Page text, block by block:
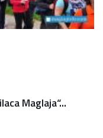
Maglaja“...